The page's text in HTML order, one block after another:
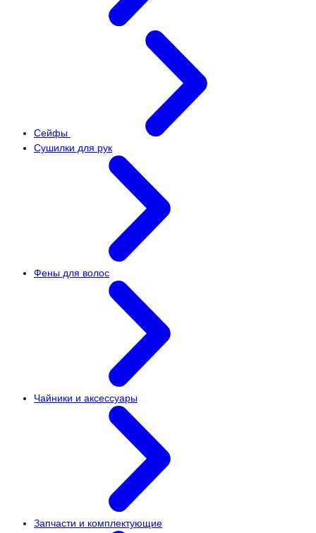
Сейфы
Сушилки для рук
Фены для волос
Чайники и аксессуары
Запчасти и комплектующие